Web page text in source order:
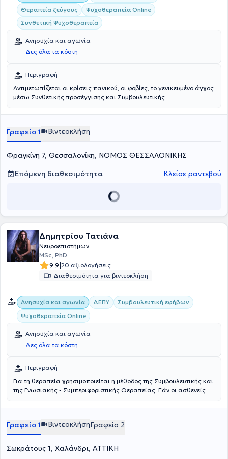
Θεραπεία ζεύγους
Ψυχοθεραπεία Online
Συνθετική Ψυχοθεραπεία
Ανησυχία και αγωνία
Δες όλα τα κόστη
Περιγραφή
Αντιμετωπίζεται οι κρίσεις πανικού, οι φοβίες, το γενικευμένο άγχος
μέσω Συνθετικής προσέγγισης και Συμβουλευτικής.
Γραφείο 1 Βιντεοκλήση
Φραγκίνη 7, Θεσσαλονίκη, ΝΟΜΟΣ ΘΕΣΣΑΛΟΝΙΚΗΣ
Επόμενη διαθεσιμότητα
Κλείσε ραντεβού
Δημητρίου Τατιάνα
Νευροεπιστήμων
MSc, PhD
9.9|20 αξιολογήσεις
Διαθεσιμότητα για βιντεοκλήση
Ανησυχία και αγωνία ΔΕΠΥ
Συμβουλευτική εφήβων
Ψυχοθεραπεία Online
Ανησυχία και αγωνία
Δες όλα τα κόστη
Περιγραφή
Για τη θεραπεία χρησιμοποιείται η μέθοδος της Συμβουλευτικής και
της Γνωσιακής - Συμπεριφοριστικής Θεραπείας. Εάν οι ασθενείς
προσκομίσουν τις απαραίτητες εξετάσεις. Αντιμετωπίζονται
προσωπικότητας, η κατάθλιψη και το στρες.
Γραφείο 1 ΒιντεοκλήσηΓραφείο 2
Σωκράτους 1, Χαλάνδρι, ΑΤΤΙΚΗ